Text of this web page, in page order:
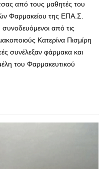
από τους μαθητές του
Φαρμακείου της ΕΠΑ.Σ.
από τις
Κατερίνα Πισμίρη
συνέλεξαν φάρμακα και
του Φαρμακευτικού